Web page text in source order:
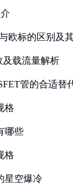
欧标的区别及
及载流量解析
管的合适替
格
哪些
格
星空爆冷